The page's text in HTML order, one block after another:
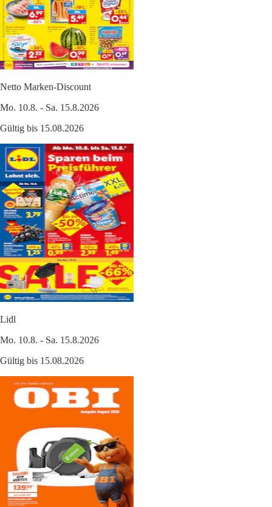
Netto Marken-Discount
Mo. 10.8. - Sa. 15.8.2026
Gültig bis 15.08.2026
Lidl
Mo. 10.8. - Sa. 15.8.2026
Gültig bis 15.08.2026